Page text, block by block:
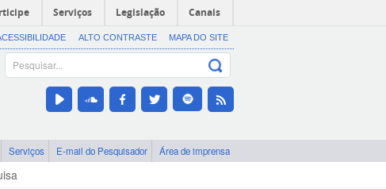
Serviços Legislação Canais
ALTO CONTRASTE MAPA DO SITE
Serviços E-mail do Pesquisador Área de imprensa